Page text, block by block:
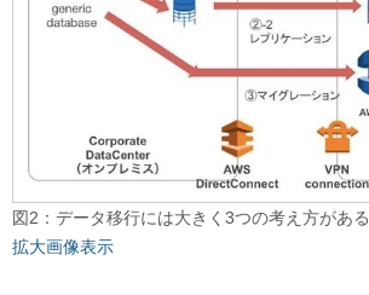
図2：データ移行には大きく3つの考え方がある
拡大画像表示